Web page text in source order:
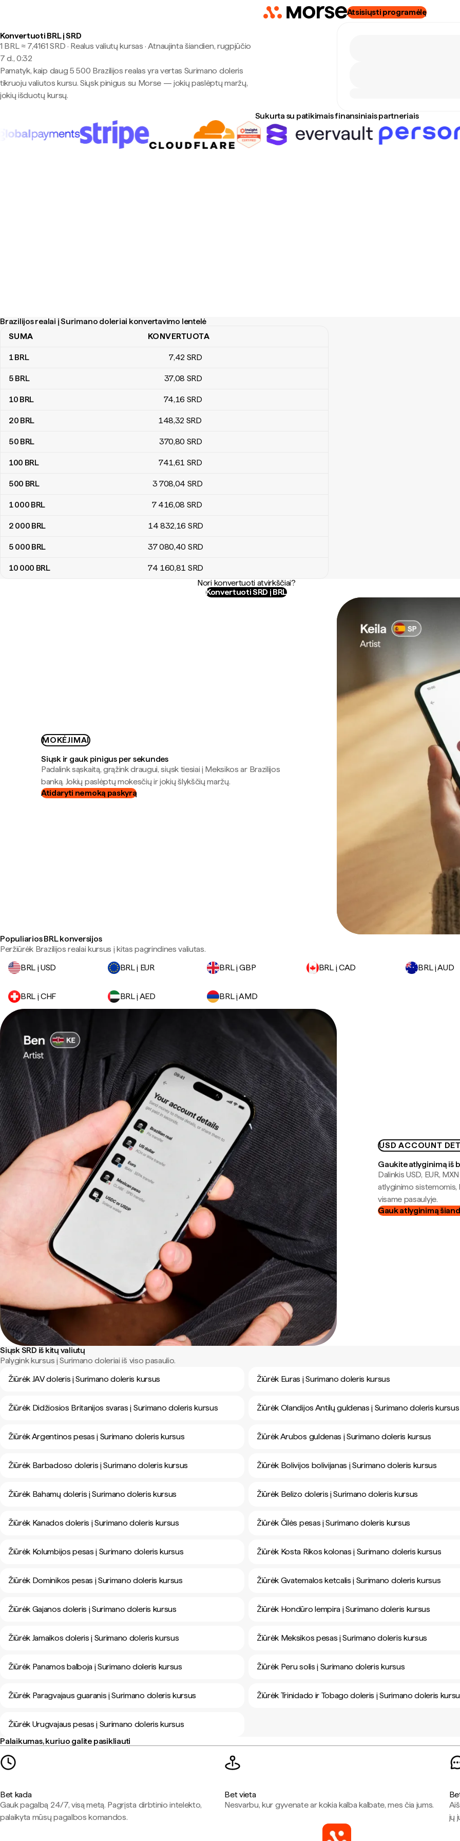
Atsisiųsti programėlę
Konvertuoti BRL į SRD
1 BRL ≈ 7,4161 SRD · Realus valiutų kursas · Atnaujinta šiandien, rugpjūčio
7 d., 0:32
Pamatyk, kaip daug 5 500 Brazilijos realas yra vertas Surimano doleris
tikruoju valiutos kursu. Siųsk pinigus su Morse — jokių paslėptų maržų,
jokių išduotų kursų.
Sukurta su patikimais finansiniais partneriais
Brazilijos realai į Surimano doleriai konvertavimo lentelė
Brazilijos realai į Surimano doleriai konvertavimo lentelė
SUMA KONVERTUOTA
1BRL 7,42 SRD
5 BRL 37,08 SRD
10 BRL 74,16 SRD
20 BRL 148,32 SRD
50 BRL 370,80 SRD
100 BRL 741,61 SRD
500 BRL 3 708,04 SRD
1 000 BRL 7 416,08 SRD
2 000 BRL 14 832,16 SRD
5 000 BRL 37 080,40 SRD
10 000 BRL 74 160,81 SRD
Nori konvertuoti atvirkščiai?
Konvertuoti SRD į BRL
MOKĖJIMAI
Siųsk ir gauk pinigus per sekundes
Padalink sąskaitą, grąžink draugui, siųsk tiesiai į Meksikos ar Brazilijos
banką. Jokių paslėptų mokesčių ir jokių šlykščių maržų.
Atidaryti nemoką paskyrą
Populiarios BRL konversijos
Peržiūrėk Brazilijos realai kursus į kitas pagrindines valiutas.
BRL į USD
BRL į EUR BRL į GBP BRL į CAD BRL į AUD
BRL į CHF BRL į AED BRL į AMD
USD ACCOUNT
Gaukite atlyginimą iš
Dalinkis USD, EUR,
atlyginimo
visame pasaulyje.
Gauk atlyginimą
Siųsk SRD iš kitų valiutų
Palygink kursus į Surimano doleriai iš viso pasaulio.
Žiūrėk JAV doleris į Surimano doleris kursus
Žiūrėk Euras į Surimano doleris kursus
Žiūrėk Didžiosios Britanijos svaras į Surimano doleris kursus Žiūrėk Olandijos Antilų guldenas į Surimano doleris kursus
Žiūrėk Argentinos pesas į Surimano doleris kursus Žiūrėk Arubos guldenas į Surimano doleris kursus
Žiūrėk Barbadoso doleris į Surimano doleris kursus Žiūrėk Bolivijos bolivijanas į Surimano doleris kursus
Žiūrėk Bahamų doleris į Surimano doleris kursus Žiūrėk Belizo doleris į Surimano doleris kursus
Žiūrėk Kanados doleris į Surimano doleris kursus Žiūrėk Čilės pesas į Surimano doleris kursus
Žiūrėk Kolumbijos pesas į Surimano doleris kursus Žiūrėk Kosta Rikos kolonas į Surimano doleris kursus
Žiūrėk Dominikos pesas į Surimano doleris kursus Žiūrėk Gvatemalos ketcalis į Surimano doleris kursus
Žiūrėk Gajanos doleris į Surimano doleris kursus Žiūrėk Hondūro lempira į Surimano doleris kursus
Žiūrėk Jamaikos doleris į Surimano doleris kursus Žiūrėk Meksikos pesas į Surimano doleris kursus
Žiūrėk Panamos balboja į Surimano doleris kursus Žiūrėk Peru solis į Surimano doleris kursus
Žiūrėk Paragvajaus guaranis į Surimano doleris kursus Žiūrėk Trinidado ir Tobago doleris į Surimano doleris
Žiūrėk Urugvajaus pesas į Surimano doleris kursus
Palaikumas, kuriuo galite pasikliauti
Bet kada
Gauk pagalbą 24/7, visą metą. Pagrįsta dirbtinio intelekto,
palaikyta mūsų pagalbos komandos.
Bet vieta
Nesvarbu, kur gyvenate ar kokia kalba kalbate, mes čia jums.
jų